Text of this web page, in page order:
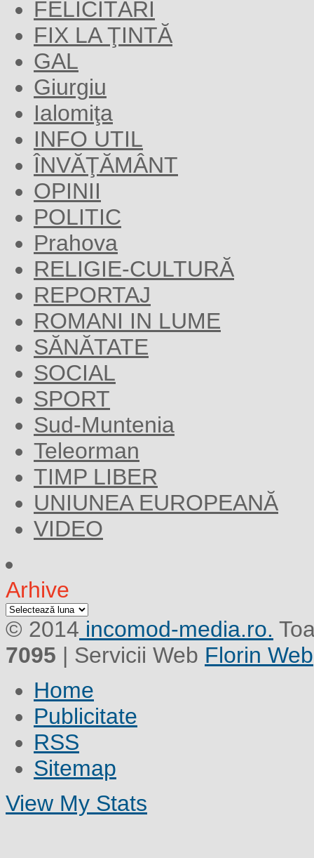
FELICITĂRI
FIX LA ŢINTĂ
GAL
Giurgiu
Ialomiţa
INFO UTIL
ÎNVĂŢĂMÂNT
OPINII
POLITIC
Prahova
RELIGIE-CULTURĂ
REPORTAJ
ROMANI IN LUME
SĂNĂTATE
SOCIAL
SPORT
Sud-Muntenia
Teleorman
TIMP LIBER
UNIUNEA EUROPEANĂ
VIDEO
Arhive
Arhive
© 2014 incomod-media.ro.
7095 | Servicii Web Florin Web
Home
Publicitate
RSS
Sitemap
View My Stats